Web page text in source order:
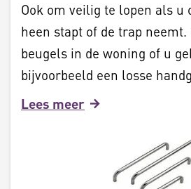
Ook om veilig te lopen als u
heen stapt of de trap
beugels in de woning of u
bijvoorbeeld een losse
Lees meer